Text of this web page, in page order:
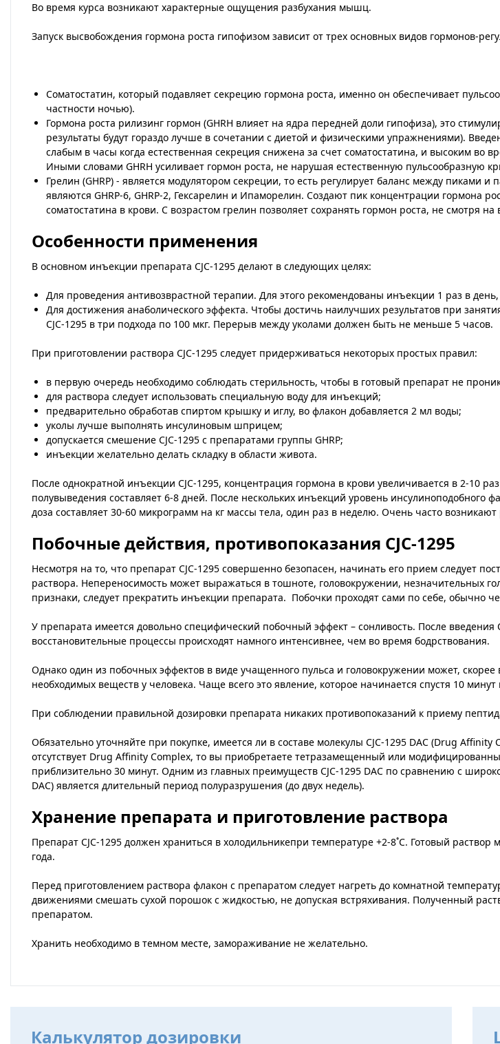
Во время курса возникают характерные ощущения разбухания мышц.
Запуск высвобождения гормона роста гипофизом зависит от трех основных видов гормонов-
Соматостатин, который подавляет секрецию гормона роста, именно он обеспечивает
частности ночью).
Гормона роста рилизинг гормон (GHRH влияет на ядра передней доли гипофиза), это
результаты будут гораздо лучше в сочетании с диетой и физическими упражнениями).
слабым в часы когда естественная секреция снижена за счет соматостатина, и высоким
Иными словами GHRH усиливает гормон роста, не нарушая естественную пульсообразную
Грелин (GHRP) - является модулятором секреции, то есть регулирует баланс между пиками
являются GHRP-6, GHRP-2, Гексарелин и Ипаморелин. Создают пик концентрации гормона
соматостатина в крови. С возрастом грелин позволяет сохранять гормон роста, не смотря
Особенности применения
В основном инъекции препарата CJC-1295 делают в следующих целях:
Для проведения антивозврастной терапии. Для этого рекомендованы инъекции 1 раз в
Для достижения анаболического эффекта. Чтобы достичь наилучших результатов при
CJC-1295 в три подхода по 100 мкг. Перерыв между уколами должен быть не меньше 5 часов.
При приготовлении раствора CJC-1295 следует придерживаться некоторых простых правил:
в первую очередь необходимо соблюдать стерильность, чтобы в готовый препарат не
для раствора следует использовать специальную воду для инъекций;
предварительно обработав спиртом крышку и иглу, во флакон добавляется 2 мл воды;
уколы лучше выполнять инсулиновым шприцем;
допускается смешение CJC-1295 с препаратами группы GHRP;
инъекции желательно делать складку в области живота.
После однократной инъекции CJC-1295, концентрация гормона в крови увеличивается в 2-10
полувыведения составляет 6-8 дней. После нескольких инъекций уровень
доза составляет 30-60 микрограмм на кг массы тела, один раз в неделю. Очень часто
Побочные действия, противопоказания CJC-1295
Несмотря на то, что препарат CJC-1295 совершенно безопасен, начинать его прием следует
раствора. Непереносимость может выражаться в тошноте, головокружении, незначительных
признаки, следует прекратить инъекции препарата. Побочки проходят сами по себе, обычно
У препарата имеется довольно специфический побочный эффект – сонливость. После введения
восстановительные процессы происходят намного интенсивнее, чем во время бодрствования.
Однако один из побочных эффектов в виде учащенного пульса и головокружении может,
необходимых веществ у человека. Чаще всего это явление, которое начинается спустя 10
При соблюдении правильной дозировки препарата никаких противопоказаний к приему
Обязательно уточняйте при покупке, имеется ли в составе молекулы CJC-1295 DAC (Drug Affinity
отсутствует Drug Affinity Complex, то вы приобретаете тетразамещенный или
приблизительно 30 минут. Одним из главных преимуществ CJC-1295 DAC по сравнению с
DAC) является длительный период полуразрушения (до двух недель).
Хранение препарата и приготовление раствора
Препарат CJC-1295 должен храниться в холодильникепри температуре +2-8˚C. Готовый
года.
Перед приготовлением раствора флакон с препаратом следует нагреть до комнатной
движениями смешать сухой порошок с жидкостью, не допуская встряхивания. Полученный
препаратом.
Хранить необходимо в темном месте, замораживание не желательно.
Калькулятор дозировки